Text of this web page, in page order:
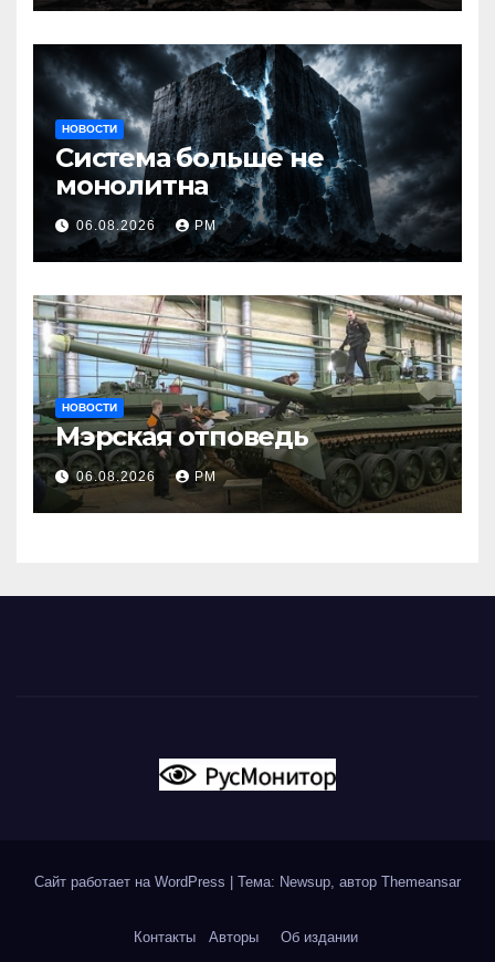
НОВОСТИ
Система больше не
монолитна
06.08.2026 РМ
НОВОСТИ
Мэрская отповедь
06.08.2026 РМ
Сайт работает на WordPress Тема: Newsup, автор Themeansar
Контакты Авторы Об издании